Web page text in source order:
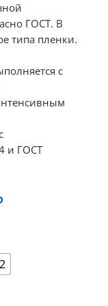
ГОСТ. В
типа пленки.
с
и ГОСТ
Диапазон
–
4100,00 ₽